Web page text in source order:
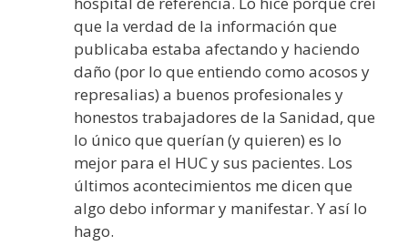
que la verdad de la información que
publicaba estaba afectando y haciendo
daño (por lo que entiendo como acosos y
represalias) a buenos profesionales y
honestos trabajadores de la Sanidad, que
lo único que querían (y quieren) es lo
mejor para el HUC y sus pacientes. Los
últimos acontecimientos me dicen que
algo debo informar y manifestar. Y así lo
hago.